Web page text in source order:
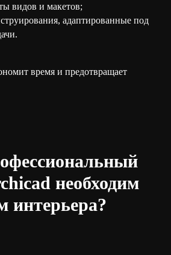
видов и макетов;
адаптированные под
время и предотвращает
необходим
интерьера?